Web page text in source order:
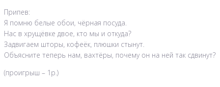
Припев:
Я помню белые обои, чёрная посуда.
Нас в хрущёвке двое, кто мы и откуда?
Задвигаем шторы, кофеёк, плюшки стынут.
Объясните теперь нам, вахтёры, почему он на ней так сдвинут?
(проигрыш – 1р.)